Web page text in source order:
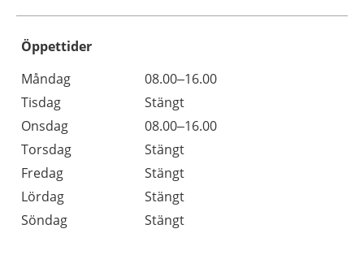
Öppettider
Dag
Öppettider
Kommentarer
Måndag
08.00–16.00
Tisdag
Stängt
Onsdag
08.00–16.00
Torsdag
Stängt
Fredag
Stängt
Lördag
Stängt
Söndag
Stängt